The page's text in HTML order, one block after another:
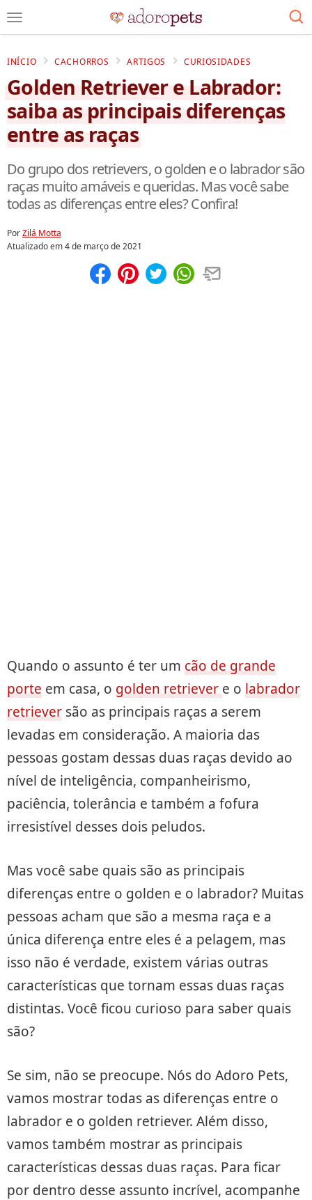
INÍCIO CACHORROS ARTIGOS CURIOSIDADES
Golden Retriever e Labrador:
saiba as principais diferenças
entre as raças
Do grupo dos retrievers, o golden e o labrador são
raças muito amáveis e queridas. Mas você sabe
todas as diferenças entre eles? Confira!
PorZilá Motta
Atualizado em4 de março de 2021
Quando o assunto é ter um cão de grande
porte em casa, o golden retriever e o labrador
retriever são as principais raças a serem
levadas em consideração. A maioria das
pessoas gostam dessas duas raças devido ao
nível de inteligência, companheirismo,
paciência, tolerância e também a fofura
irresistível desses dois peludos.
Mas você sabe quais são as principais
diferenças entre o golden e o labrador? Muitas
pessoas acham que são a mesma raça e a
única diferença entre eles é a pelagem, mas
isso não é verdade, existem várias outras
características que tornam essas duas raças
distintas. Você ficou curioso para saber quais
são?
Se sim, não se preocupe. Nós do Adoro Pets,
vamos mostrar todas as diferenças entre o
labrador e o golden retriever. Além disso,
vamos também mostrar as principais
características dessas duas raças. Para ficar
por dentro desse assunto incrível, acompanhe